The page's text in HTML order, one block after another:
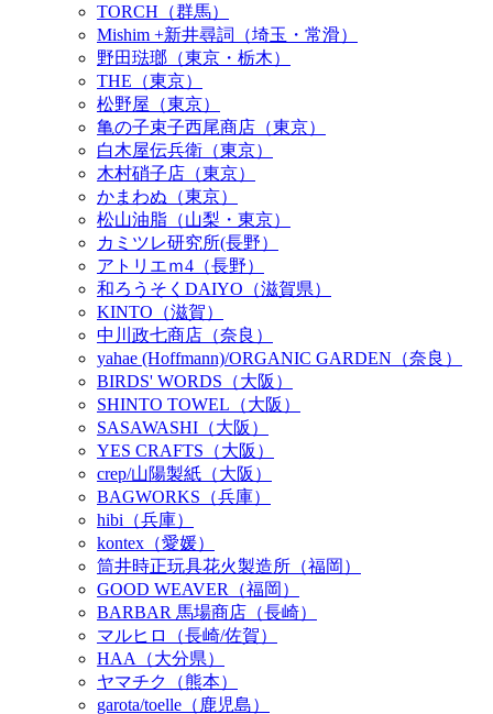
TORCH（群馬）
Mishim +新井尋詞（埼玉・常滑）
野田琺瑯（東京・栃木）
THE（東京）
松野屋（東京）
亀の子束子西尾商店（東京）
白木屋伝兵衛（東京）
木村硝子店（東京）
かまわぬ（東京）
松山油脂（山梨・東京）
カミツレ研究所(長野）
アトリエｍ4（長野）
和ろうそくDAIYO（滋賀県）
KINTO（滋賀）
中川政七商店（奈良）
yahae (Hoffmann)/ORGANIC GARDEN（奈良）
BIRDS' WORDS（大阪）
SHINTO TOWEL（大阪）
SASAWASHI（大阪）
YES CRAFTS（大阪）
crep/山陽製紙（大阪）
BAGWORKS（兵庫）
hibi（兵庫）
kontex（愛媛）
筒井時正玩具花火製造所（福岡）
GOOD WEAVER（福岡）
BARBAR 馬場商店（長崎）
マルヒロ（長崎/佐賀）
HAA（大分県）
ヤマチク（熊本）
garota/toelle（鹿児島）